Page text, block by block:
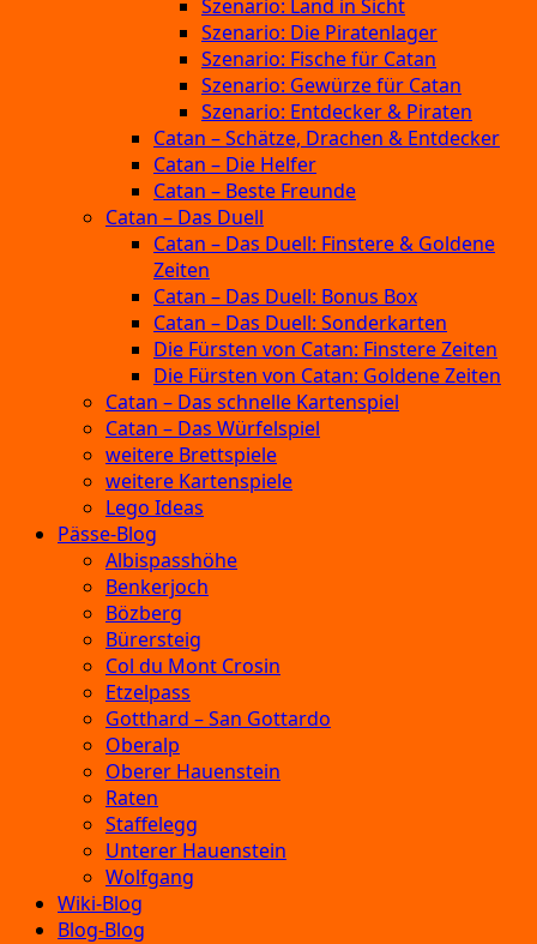
Szenario: Land in Sicht
Szenario: Die Piratenlager
Szenario: Fische für Catan
Szenario: Gewürze für Catan
Szenario: Entdecker & Piraten
Catan – Schätze, Drachen & Entdecker
Catan – Die Helfer
Catan – Beste Freunde
Catan – Das Duell
Catan – Das Duell: Finstere & Goldene
Zeiten
Catan – Das Duell: Bonus Box
Catan – Das Duell: Sonderkarten
Die Fürsten von Catan: Finstere Zeiten
Die Fürsten von Catan: Goldene Zeiten
Catan – Das schnelle Kartenspiel
Catan – Das Würfelspiel
weitere Brettspiele
weitere Kartenspiele
Lego Ideas
Pässe-Blog
Albispasshöhe
Benkerjoch
Bözberg
Bürersteig
Col du Mont Crosin
Etzelpass
Gotthard – San Gottardo
Oberalp
Oberer Hauenstein
Raten
Staffelegg
Unterer Hauenstein
Wolfgang
Wiki-Blog
Blog-Blog